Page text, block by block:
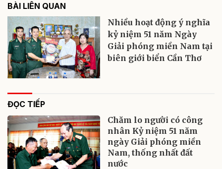
BÀI LIÊN QUAN
Nhiều hoạt động ý nghĩa
kỷ niệm 51 năm Ngày
Giải phóng miền Nam tại
biên giới biển Cần Thơ
ĐỌC TIẾP
Chăm lo người có công
nhân Kỷ niệm 51 năm
ngày Giải phóng miền
Nam, thống nhất đất
nước